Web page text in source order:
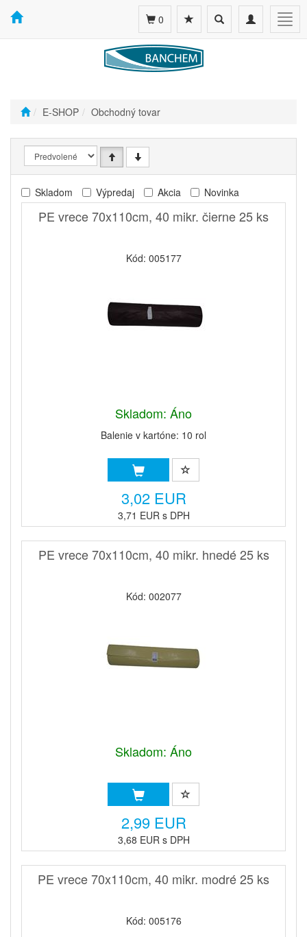
Toggle
navigation
Toggle
search
0
E-SHOP Obchodný tovar
Skladom Výpredaj Akcia Novinka
PE vrece 70x110cm, 40 mikr. čierne 25 ks
Kód: 005177
Skladom: Áno
Balenie v kartóne: 10 rol
3,02 EUR
3,71 EUR s DPH
PE vrece 70x110cm, 40 mikr. hnedé 25 ks
Kód: 002077
Skladom: Áno
2,99 EUR
3,68 EUR s DPH
PE vrece 70x110cm, 40 mikr. modré 25 ks
Kód: 005176